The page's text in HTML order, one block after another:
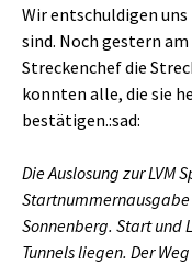
Wir entschuldigen
sind. Noch gestern
Streckenchef die
konnten alle, die sie
bestätigen.:sad:
Die Auslosung zur LVM
Sonnenberg. Start und
Tunnels liegen. Der